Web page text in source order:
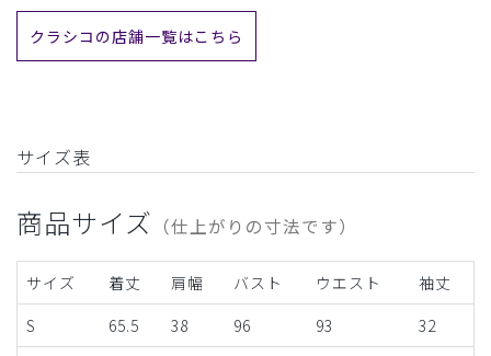
クラシコの店舗一覧はこちら
サイズ表
商品サイズ （仕上がりの寸法です）
サイズ 着丈 肩幅 バスト ウエスト
袖丈
S
65.5 38 96 93
32